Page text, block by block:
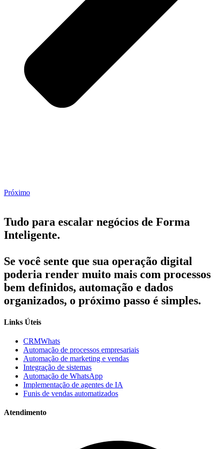
Próximo
Tudo para escalar negócios de Forma
Inteligente.
Se você sente que sua operação digital
poderia render muito mais com processos
bem definidos, automação e dados
organizados, o próximo passo é simples.
Links Úteis
CRMWhats
Automação de processos empresariais
Automação de marketing e vendas
Integração de sistemas
Automação de WhatsApp
Implementação de agentes de IA
Funis de vendas automatizados
Atendimento